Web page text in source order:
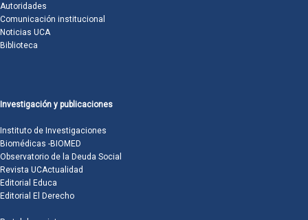
Autoridades
Comunicación institucional
Noticias UCA
Biblioteca
Investigación y publicaciones
Instituto de Investigaciones
Biomédicas -BIOMED
Observatorio de la Deuda Social
Revista UCActualidad
Editorial Educa
Editorial El Derecho